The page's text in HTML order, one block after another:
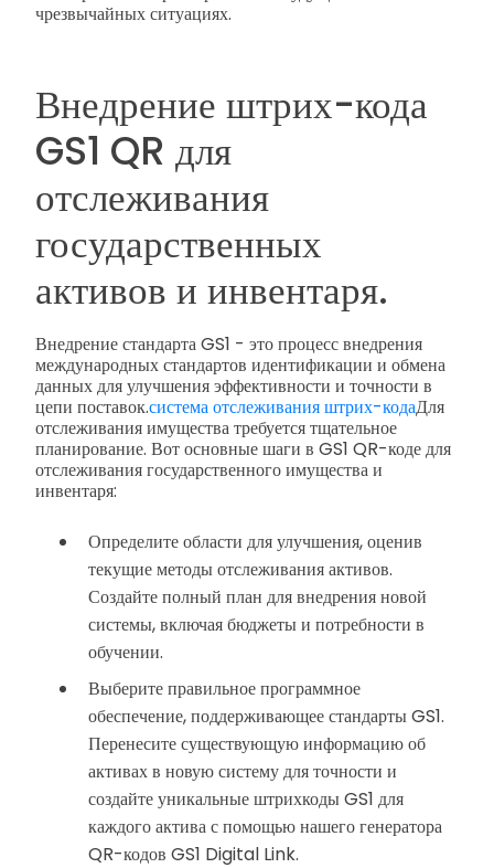
чрезвычайных ситуациях.
Внедрение штрих-кода
GS1 QR для
отслеживания
государственных
активов и инвентаря.
Внедрение стандарта GS1 - это процесс внедрения
международных стандартов идентификации и обмена
данных для улучшения эффективности и точности в
цепи поставок.система отслеживания штрих-кодаДля
отслеживания имущества требуется тщательное
планирование. Вот основные шаги в GS1 QR-коде для
отслеживания государственного имущества и
инвентаря:
Определите области для улучшения, оценив
текущие методы отслеживания активов.
Создайте полный план для внедрения новой
системы, включая бюджеты и потребности в
обучении.
Выберите правильное программное
обеспечение, поддерживающее стандарты GS1.
Перенесите существующую информацию об
активах в новую систему для точности и
создайте уникальные штрихкоды GS1 для
каждого актива с помощью нашего генератора
QR-кодов GS1 Digital Link.